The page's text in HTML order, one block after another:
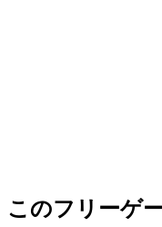
このフリーゲ